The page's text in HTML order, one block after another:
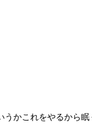
かこれをやるから